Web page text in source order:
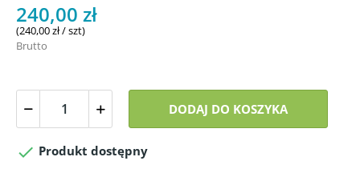
240,00 zł
(240,00 zł / szt)
Brutto
DODAJ DO KOSZYKA
 Produkt dostępny